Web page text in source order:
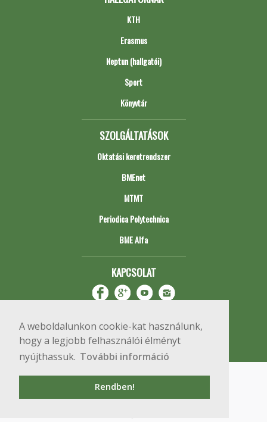
A weboldalunkon cookie-kat használunk,
hogy a legjobb felhasználói élményt
nyújthassuk. További információ
Rendben!
KTH
Erasmus
Neptun (hallgatói)
Sport
Könyvtár
SZOLGÁLTATÁSOK
Oktatási keretrendszer
BMEnet
MTMT
Periodica Polytechnica
BME Alfa
KAPCSOLAT
Copyright © 2020 BME Építőmérnöki Kar
1111 Budapest, Műegyetem rkp. 3.